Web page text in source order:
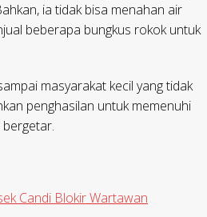
ia tidak bisa menahan air
beberapa bungkus rokok untuk
masyarakat kecil yang tidak
penghasilan untuk memenuhi
Candi Blokir Wartawan